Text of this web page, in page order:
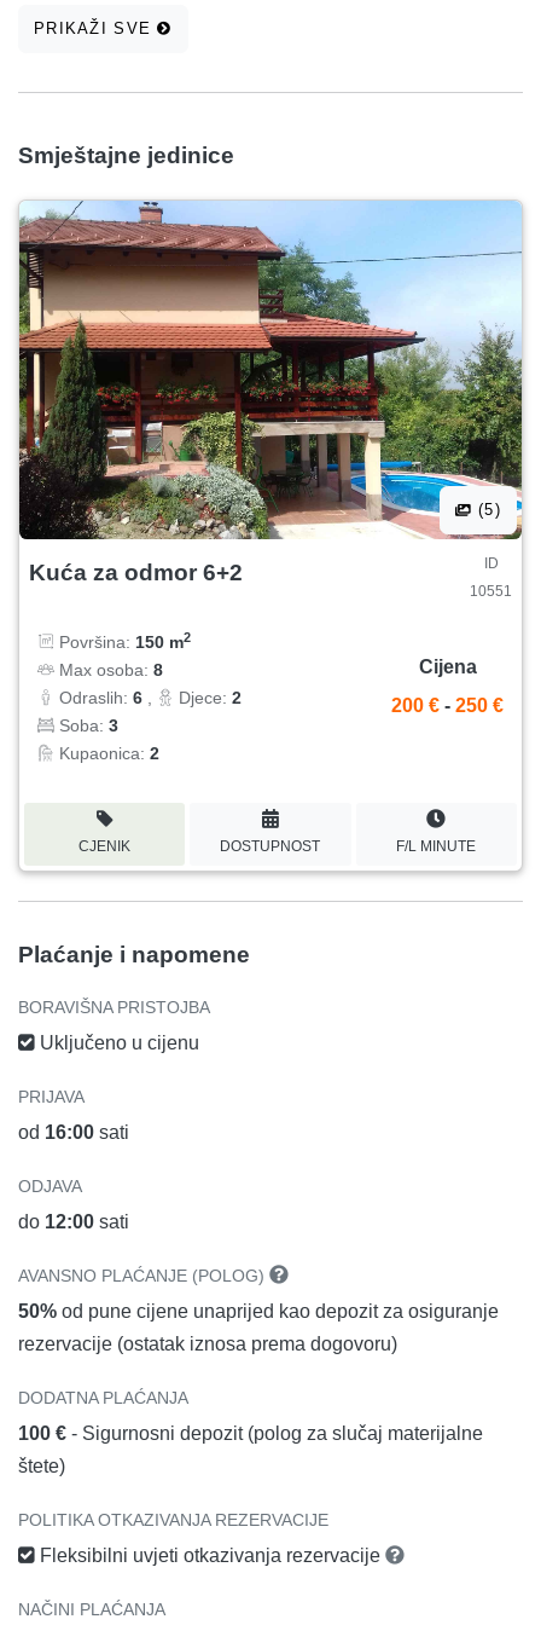
PRIKAŽI SVE
Smještajne jedinice
(5)
Kuća za odmor 6+2
ID
10551
Površina: 150 m2
Max osoba: 8
Odraslih: 6 , Djece: 2
Soba: 3
Kupaonica: 2
Cijena
200 € - 250 €
CJENIK DOSTUPNOST F/L MINUTE
Plaćanje i napomene
BORAVIŠNA PRISTOJBA
Uključeno u cijenu
PRIJAVA
od 16:00 sati
ODJAVA
do 12:00 sati
AVANSNO PLAĆANJE (POLOG)
50% od pune cijene unaprijed kao depozit za osiguranje
rezervacije (ostatak iznosa prema dogovoru)
DODATNA PLAĆANJA
100 € - Sigurnosni depozit (polog za slučaj materijalne
štete)
POLITIKA OTKAZIVANJA REZERVACIJE
Fleksibilni uvjeti otkazivanja rezervacije
NAČINI PLAĆANJA